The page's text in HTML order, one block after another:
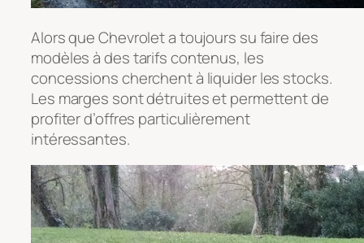
Alors que Chevrolet a toujours su faire des
modèles à des tarifs contenus, les
concessions cherchent à liquider les stocks.
Les marges sont détruites et permettent de
profiter d’offres particulièrement
intéressantes.